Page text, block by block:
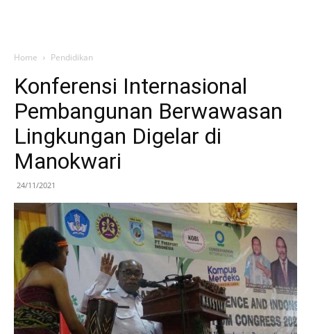
Home Pendidikan
Konferensi Internasional
Pembangunan Berwawasan
Lingkungan Digelar di
Manokwari
24/11/2021